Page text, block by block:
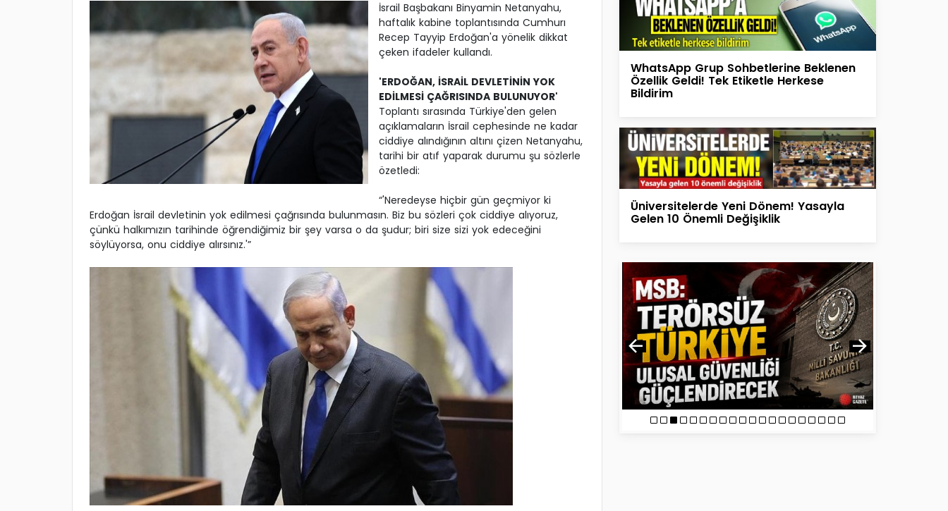
İsrail Başbakanı Binyamin Netanyahu,
haftalık kabine toplantısında Cumhurı
Recep Tayyip Erdoğan'a yönelik dikkat
çeken ifadeler kullandı.
'ERDOĞAN, İSRAİL DEVLETİNİN YOK
EDİLMESİ ÇAĞRISINDA BULUNUYOR'
Toplantı sırasında Türkiye'den gelen
açıklamaların İsrail cephesinde ne kadar
ciddiye alındığının altını çizen Netanyahu,
tarihi bir atıf yaparak durumu şu sözlerle
özetledi:
“'Neredeyse hiçbir gün geçmiyor ki
Erdoğan İsrail devletinin yok edilmesi çağrısında bulunmasın. Biz bu sözleri çok ciddiye alıyoruz,
çünkü halkımızın tarihinde öğrendiğimiz bir şey varsa o da şudur; biri size sizi yok edeceğini
söylüyorsa, onu ciddiye alırsınız.'”
WhatsApp Grup Sohbetlerine Beklenen
Özellik Geldi! Tek Etiketle Herkese
Bildirim
Üniversitelerde Yeni Dönem! Yasayla
Gelen 10 Önemli Değişiklik